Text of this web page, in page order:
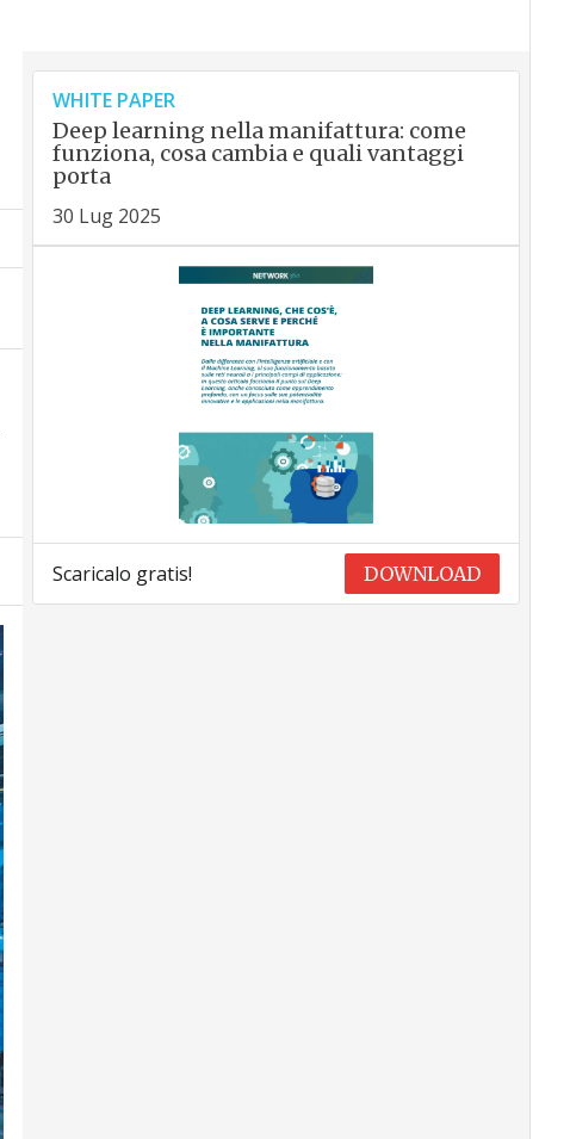
WHITE PAPER
Deep learning nella manifattura: come
funziona, cosa cambia e quali vantaggi
porta
30 Lug 2025
Scaricalo gratis! DOWNLOAD